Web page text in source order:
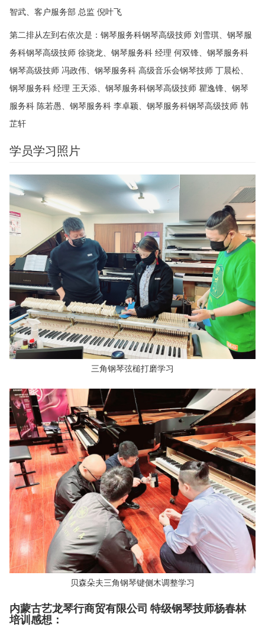
智武、客户服务部 总监 倪叶飞
第二排从左到右依次是：钢琴服务科钢琴高级技师 刘雪琪、钢琴服
务科钢琴高级技师 徐骁龙、钢琴服务科 经理 何双锋、钢琴服务科
钢琴高级技师 冯政伟、钢琴服务科 高级音乐会钢琴技师 丁晨松、
钢琴服务科 经理 王天添、钢琴服务科钢琴高级技师 瞿逸锋、钢琴
服务科 陈若愚、钢琴服务科 李卓颖、钢琴服务科钢琴高级技师 韩
芷轩
学员学习照片
三角钢琴弦槌打磨学习
贝森朵夫三角钢琴键侧木调整学习
内蒙古艺龙琴行商贸有限公司 特级钢琴技师杨春林
培训感想：